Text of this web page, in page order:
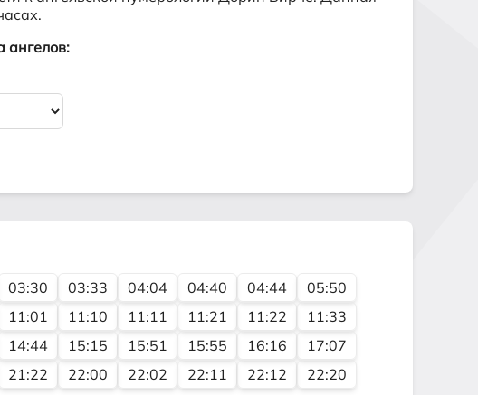
ангелов:
03:30 03:33 04:04 04:40 04:44
05:50
11:01 11:10 11:11 11:21 11:22
11:33
14:44 15:15 15:51 15:55 16:16
17:07
21:22 22:00 22:02 22:11 22:12
22:20